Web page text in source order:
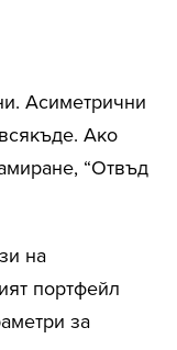
Асиметрични
Ако
“Отвъд
на
портфейл
за